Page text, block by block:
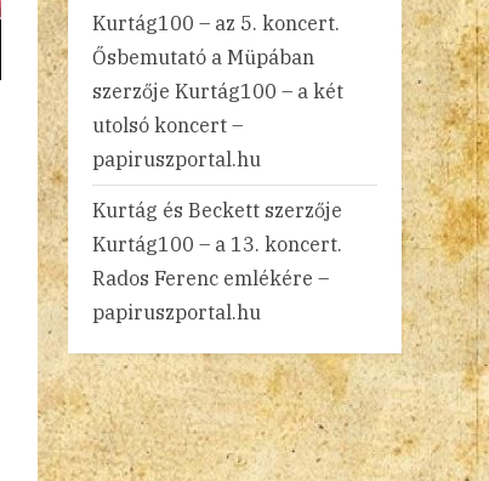
Kurtág100 – az 5. koncert.
Ősbemutató a Müpában
szerzője Kurtág100 – a két
utolsó koncert –
papiruszportal.hu
Kurtág és Beckett szerzője
Kurtág100 – a 13. koncert.
Rados Ferenc emlékére –
papiruszportal.hu